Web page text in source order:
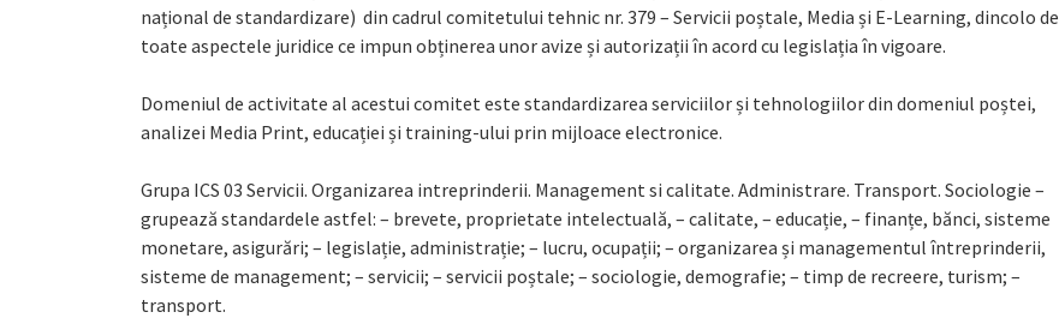
național de standardizare) din cadrul comitetului tehnic nr. 379 – Servicii poștale, Media și E-Learning, dincolo de
toate aspectele juridice ce impun obținerea unor avize și autorizații în acord cu legislația în vigoare.
Domeniul de activitate al acestui comitet este standardizarea serviciilor și tehnologiilor din domeniul poștei,
analizei Media Print, educației și training-ului prin mijloace electronice.
Grupa ICS 03 Servicii. Organizarea intreprinderii. Management si calitate. Administrare. Transport. Sociologie –
grupează standardele astfel: – brevete, proprietate intelectuală, – calitate, – educație, – finanțe, bănci, sisteme
monetare, asigurări; – legislație, administrație; – lucru, ocupații; – organizarea și managementul întreprinderii,
sisteme de management; – servicii; – servicii poștale; – sociologie, demografie; – timp de recreere, turism; –
transport.